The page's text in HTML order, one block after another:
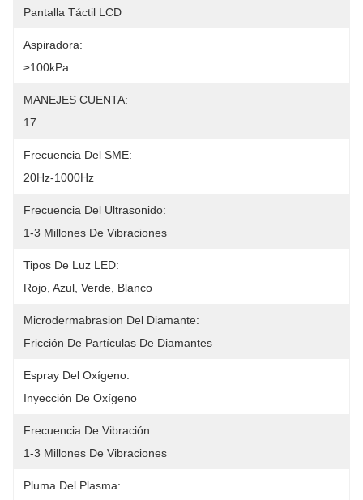
Pantalla Táctil LCD
Aspiradora:
≥100kPa
MANEJES CUENTA:
17
Frecuencia Del SME:
20Hz-1000Hz
Frecuencia Del Ultrasonido:
1-3 Millones De Vibraciones
Tipos De Luz LED:
Rojo, Azul, Verde, Blanco
Microdermabrasion Del Diamante:
Fricción De Partículas De Diamantes
Espray Del Oxígeno:
Inyección De Oxígeno
Frecuencia De Vibración:
1-3 Millones De Vibraciones
Pluma Del Plasma: